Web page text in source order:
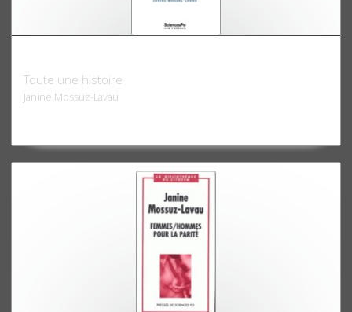
Toute une histoire
Janine Mossuz-Lavau